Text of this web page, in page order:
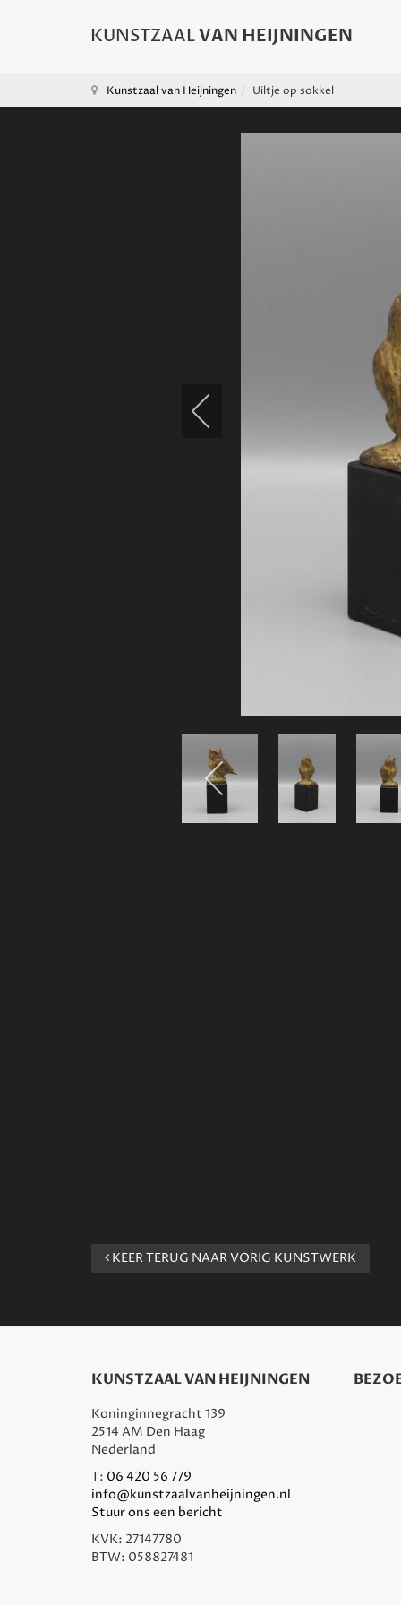
Kunstzaal van Heijningen Uiltje op sokkel
KEER TERUG NAAR VORIG KUNSTWERK
KUNSTZAAL VAN HEIJNINGEN
Koninginnegracht 139
2514 AM Den Haag
Nederland
T: 06 420 56 779
info@kunstzaalvanheijningen.nl
Stuur ons een bericht
KVK: 27147780
BTW: 058827481